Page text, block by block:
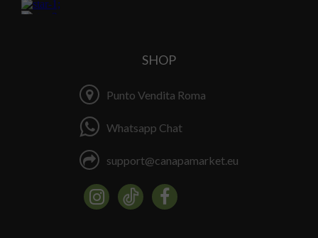
SHOP
Punto Vendita Roma
Whatsapp Chat
support@canapamarket.eu